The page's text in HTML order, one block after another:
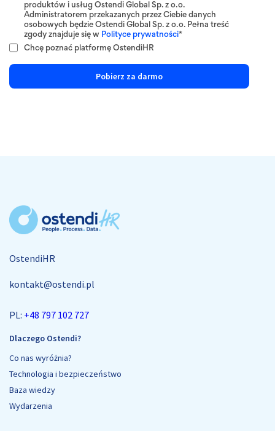
produktów i usług Ostendi Global Sp. z o.o.
Administratorem przekazanych przez Ciebie danych
osobowych będzie Ostendi Global Sp. z o.o. Pełna treść
zgody znajduje się w Polityce prywatności*
Chcę poznać platformę OstendiHR
OstendiHR
kontakt@ostendi.pl
PL: +48 797 102 727
Dlaczego Ostendi?
Co nas wyróżnia?
Technologia i bezpieczeństwo
Baza wiedzy
Wydarzenia